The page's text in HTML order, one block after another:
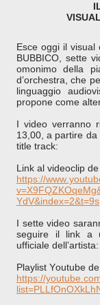
Esce oggi il visual
BUBBICO, sette
omonimo della
d’orchestra, che
linguaggio
propone come
I video verranno
13,00, a partire
title track:
Link al videoclip de
https://
YdV&index=2&t=9s
I sette video
seguire il link a
ufficiale dell’artista:
Playlist Youtube
https://